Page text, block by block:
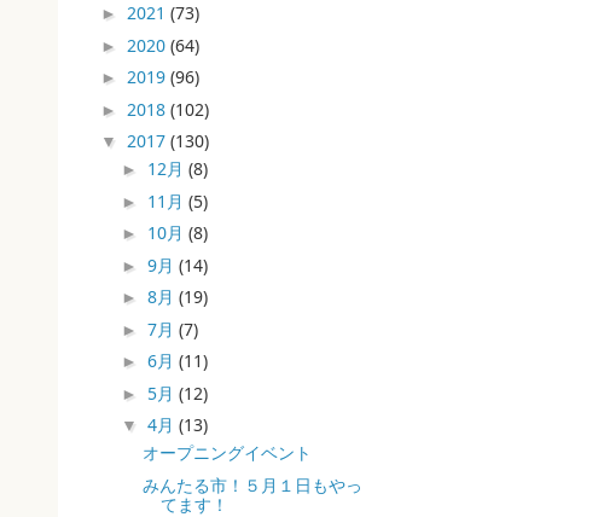
► 2021 (73)
► 2020 (64)
► 2019 (96)
► 2018 (102)
▼ 2017 (130)
► 12月 (8)
► 11月 (5)
► 10月 (8)
► 9月 (14)
► 8月 (19)
► 7月 (7)
► 6月 (11)
► 5月 (12)
▼ 4月 (13)
オープニングイベント
みんたる市！５月１日もやっ
てます！